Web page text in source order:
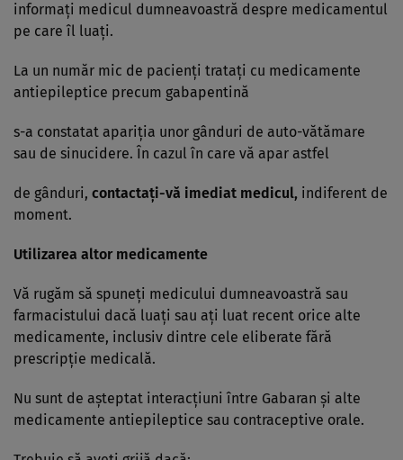
informaţi medicul dumneavoastră despre medicamentul
pe care îl luaţi.
La un număr mic de pacienţi trataţi cu medicamente
antiepileptice precum gabapentină
s-a constatat apariţia unor gânduri de auto-vătămare
sau de sinucidere. În cazul în care vă apar astfel
de gânduri, contactaţi-vă imediat medicul, indiferent de
moment.
Utilizarea altor medicamente
Vă rugăm să spuneţi medicului dumneavoastră sau
farmacistului dacă luaţi sau aţi luat recent orice alte
medicamente, inclusiv dintre cele eliberate fără
prescripţie medicală.
Nu sunt de aşteptat interacţiuni între Gabaran şi alte
medicamente antiepileptice sau contraceptive orale.